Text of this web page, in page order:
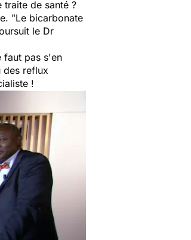
de santé ?
"Le bicarbonate
le Dr
faut pas s'en
des reflux
!